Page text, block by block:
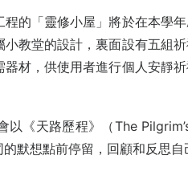
的「靈修小屋」將於在本學
教堂的設計，裏面設有五組
材，供使用者進行個人安靜
《天路歷程》（The
默想點前停留，回顧和反思自